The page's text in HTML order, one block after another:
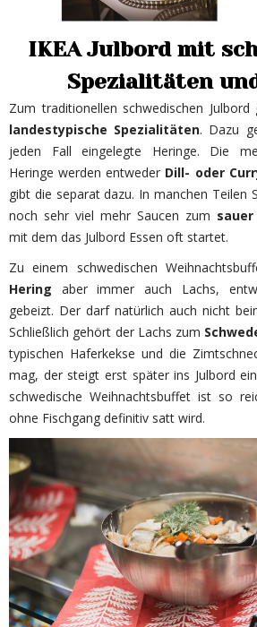
IKEA Julbord mit
Spezialitäten
Zum traditionellen schwedischen
landestypische Spezialitäten. Dazu
jeden Fall eingelegte Heringe. Die
Heringe werden entweder Dill- oder
gibt die separat dazu. In manchen Teilen
noch sehr viel mehr Saucen zum
mit dem das Julbord Essen oft startet.
Zu einem schwedischen
Hering aber immer auch Lachs,
gebeizt. Der darf natürlich auch nicht
Schließlich gehört der Lachs zum
typischen Haferkekse und die
mag, der steigt erst später ins Julbord
schwedische Weihnachtsbuffet ist so
ohne Fischgang definitiv satt wird.